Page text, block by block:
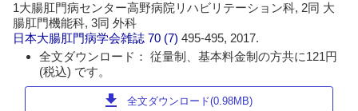
1大腸肛門病センター高野病院リハビリテーション科, 2同 大
腸肛門機能科, 3同 外科
日本大腸肛門病学会雑誌 70 (7)495-495, 2017.
全文ダウンロード： 従量制、基本料金制の方共に121円
(税込) です。
download 全文ダウンロード(0.98MB)